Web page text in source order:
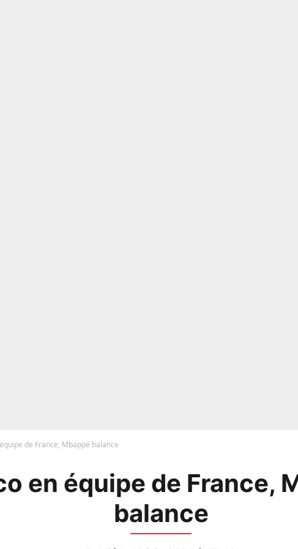
de France, Mbappé balance
en équipe de France,
balance